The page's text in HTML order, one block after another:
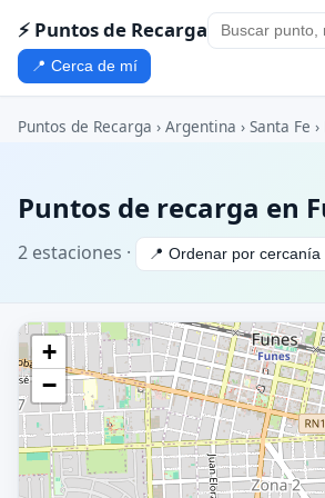
⚡ Puntos de Recarga
📍 Cerca de mí
Puntos de Recarga › Argentina › Santa Fe
Puntos de recarga en
2 estaciones · 📍 Ordenar por cercanía
+
−